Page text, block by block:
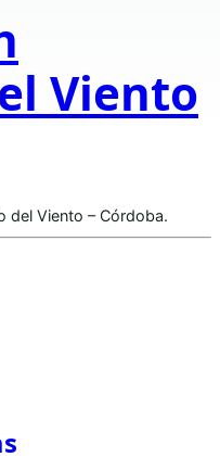
Viento
del Viento – Córdoba.